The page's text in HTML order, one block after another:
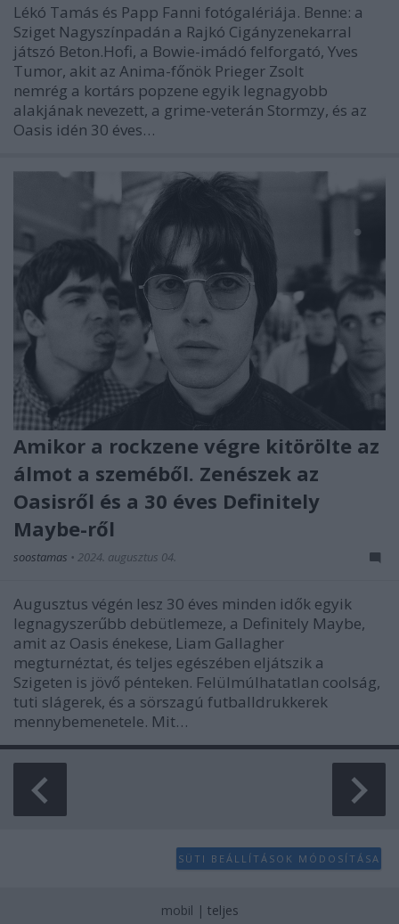
Lékó Tamás és Papp Fanni fotógalériája. Benne: a
Sziget Nagyszínpadán a Rajkó Cigányzenekarral
játszó Beton.Hofi, a Bowie-imádó felforgató, Yves
Tumor, akit az Anima-főnök Prieger Zsolt
nemrég a kortárs popzene egyik legnagyobb
alakjának nevezett, a grime-veterán Stormzy, és az
Oasis idén 30 éves…
Amikor a rockzene végre kitörölte az
álmot a szeméből. Zenészek az
Oasisről és a 30 éves Definitely
Maybe-ről
soostamas • 2024. augusztus 04.
Augusztus végén lesz 30 éves minden idők egyik
legnagyszerűbb debütlemeze, a Definitely Maybe,
amit az Oasis énekese, Liam Gallagher
megturnéztat, és teljes egészében eljátszik a
Szigeten is jövő pénteken. Felülmúlhatatlan coolság,
tuti slágerek, és a sörszagú futballdrukkerek
mennybemenetele. Mit…
SÜTI BEÁLLÍTÁSOK MÓDOSÍTÁSA
mobil | teljes